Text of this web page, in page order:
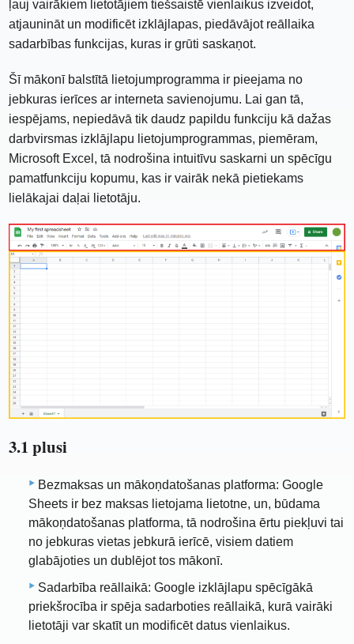
ļauj vairākiem lietotājiem tiešsaistē vienlaikus izveidot,
atjaunināt un modificēt izklājlapas, piedāvājot reāllaika
sadarbības funkcijas, kuras ir grūti saskaņot.
Šī mākonī balstītā lietojumprogramma ir pieejama no
jebkuras ierīces ar interneta savienojumu. Lai gan tā,
iespējams, nepiedāvā tik daudz papildu funkciju kā dažas
darbvirsmas izklājlapu lietojumprogrammas, piemēram,
Microsoft Excel, tā nodrošina intuitīvu saskarni un spēcīgu
pamatfunkciju kopumu, kas ir vairāk nekā pietiekams
lielākajai daļai lietotāju.
3.1 plusi
Bezmaksas un mākoņdatošanas platforma: Google
Sheets ir bez maksas lietojama lietotne, un, būdama
mākoņdatošanas platforma, tā nodrošina ērtu piekļuvi tai
no jebkuras vietas jebkurā ierīcē, visiem datiem
glabājoties un dublējot tos mākonī.
Sadarbība reāllaikā: Google izklājlapu spēcīgākā
priekšrocība ir spēja sadarboties reāllaikā, kurā vairāki
lietotāji var skatīt un modificēt datus vienlaikus.